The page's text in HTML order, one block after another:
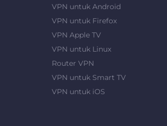
VPN untuk Android
VPN untuk Firefox
VPN Apple TV
VPN untuk Linux
Router VPN
VPN untuk Smart TV
VPN untuk iOS